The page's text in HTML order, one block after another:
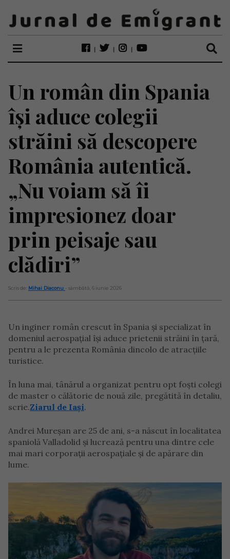
Un român din Spania
își aduce colegii
străini să descopere
România autentică.
„Nu voiam să îi
impresionez doar
prin peisaje sau
clădiri”
Scris de: Mihai Diaconu - sâmbătă, 6 iunie 2026
Un inginer român crescut în Spania și specializat în
domeniul aerospațial își aduce prietenii străini în țară,
pentru a le prezenta România dincolo de atracțiile
turistice.
În luna mai, tânărul a organizat pentru opt foști colegi
de master o călătorie de nouă zile, pregătită în detaliu,
scrie.Ziarul de Iași.
Andrei Mureșan are 25 de ani, s-a născut în localitatea
spaniolă Valladolid și lucrează pentru una dintre cele
mai mari corporații aerospațiale și de apărare din
lume.